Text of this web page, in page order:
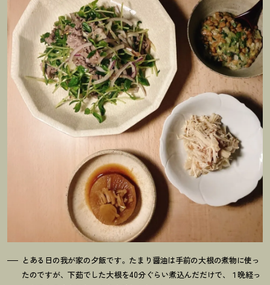
とある日の我が家の夕飯です。たまり醤油は手前の大根の煮物に使っ
たのですが、下茹でした大根を40分ぐらい煮込んだだけで、１晩経っ